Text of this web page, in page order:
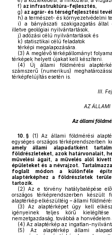
f) az infrastruktúra-fejlesztés,
g) az agrár- és térségfejlesztési
h) a természet- és környezetvédelmi
i) a bányászati szakigazgatás által
illetve geológiai nyilvántartások,
j) adózási célú nyilvántartások és
k) statisztikai célú feladatok
térképi megalapozására.
(3) A meglévő térképállományt
térképek helyett újakat kell készíteni.
(4) Új állami földmérési
számszerű (numerikus)
térképfelújítás esetén is.
III.
AZ ÁLLAMI
Az állami
10. § (1) Az állami földmérési
egységes országos térképrendszerben
amely állami alapadatként
földrészleteket, azok határvonalait,
művelési ágait, a művelés alól
épületeket és a névrajzot.
foglalt módon a különféle
alaptérképhez a földrészletek
tartozik.
(2) Az e törvény hatálybalépése
országos térképrendszerben
alaptérkép elkészültéig – állami
(3) Az alaptérképet úgy kell
igényeinek teljes körű
nemzetgazdaság, továbbá a
(4) Az alaptérkép az ingatlan-
(5) Az alaptérkép állami